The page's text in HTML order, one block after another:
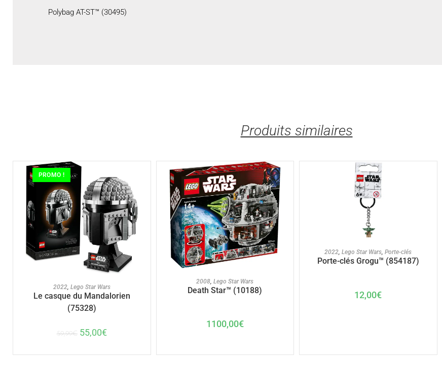
Polybag AT-ST™ (30495)
Produits similaires
PROMO !
AJOUTER AU PANIER
2022, Lego Star Wars
Le casque du Mandalorien
(75328)
59,99€ 55,00€
AJOUTER AU PANIER
2008,Lego Star Wars
Death Star™ (10188)
1100,00€
AJOUTER AU PANIER
2022,Lego Star Wars,Porte-clés
Porte-clés Grogu™ (854187)
12,00€